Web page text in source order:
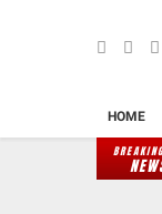
HOME
Lahan Batu Ampar